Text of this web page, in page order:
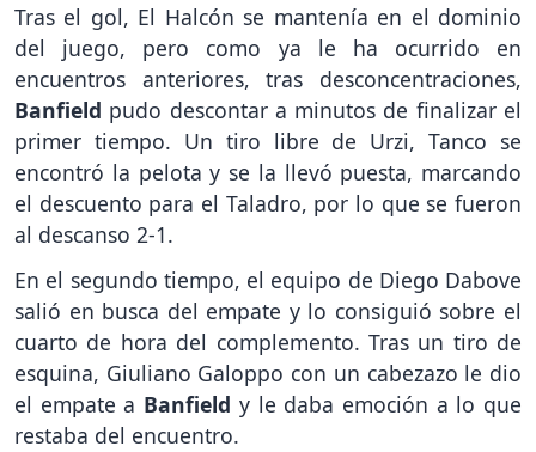
Tras el gol, El Halcón se mantenía en el dominio
del juego, pero como ya le ha ocurrido en
encuentros anteriores, tras desconcentraciones,
Banfield pudo descontar a minutos de finalizar el
primer tiempo. Un tiro libre de Urzi, Tanco se
encontró la pelota y se la llevó puesta, marcando
el descuento para el Taladro, por lo que se fueron
al descanso 2-1.
En el segundo tiempo, el equipo de Diego Dabove
salió en busca del empate y lo consiguió sobre el
cuarto de hora del complemento. Tras un tiro de
esquina, Giuliano Galoppo con un cabezazo le dio
el empate a Banfield y le daba emoción a lo que
restaba del encuentro.